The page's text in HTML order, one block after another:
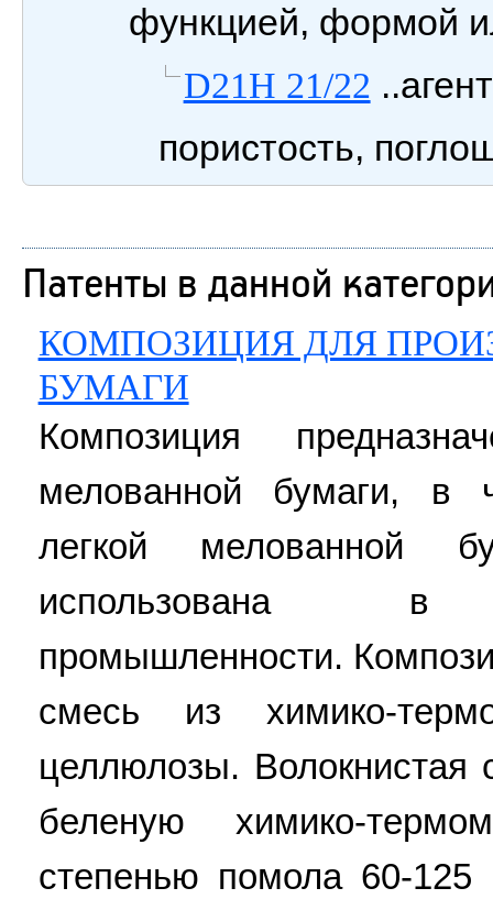
функцией, формой
D21H 21/22
пористость,
Патенты в данной
КОМПОЗИЦИЯ ДЛЯ
БУМАГИ
Композиция
мелованной бумаги, в
легкой мелованной
использована в
промышленности.
смесь из химико-
целлюлозы. Волокнистая
беленую химико-
степенью помола 60-